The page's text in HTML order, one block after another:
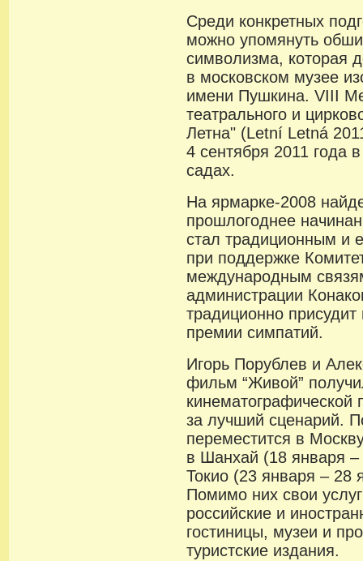
Среди конкретных
можно упомянуть
символизма, которая
в московском музее
имени Пушкина. VIII
театрального и
Летна" (Letní Letná
4 сентября 2011 года
садах.
На ярмарке-2008
прошлогоднее
стал традиционным и
при поддержке
международным
администрации
традиционно
премии симпатий.
Игорь Порублев и
фильм “Живой”
кинематографической
за лучший сценарий.
переместится в
в Шанхай (18 января –
Токио (23 января – 28
Помимо них свои
российские и
гостиницы, музеи и
туристские издания.